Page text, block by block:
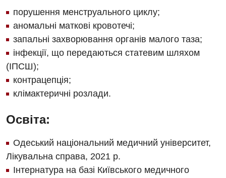
Проктологія
Пульмонологія
Ревматологія
Терапія
Урологія
Фізіотерапія
Хірургічне відділення
порушення менструального циклу;
аномальні маткові кровотечі;
запальні захворювання органів малого таза;
інфекції, що передаються статевим шляхом
(ІПСШ);
контрацепція;
клімактеричні розлади.
Освіта:
Одеський національний медичний університет,
Лікувальна справа, 2021 р.
Інтернатура на базі Київського медичного